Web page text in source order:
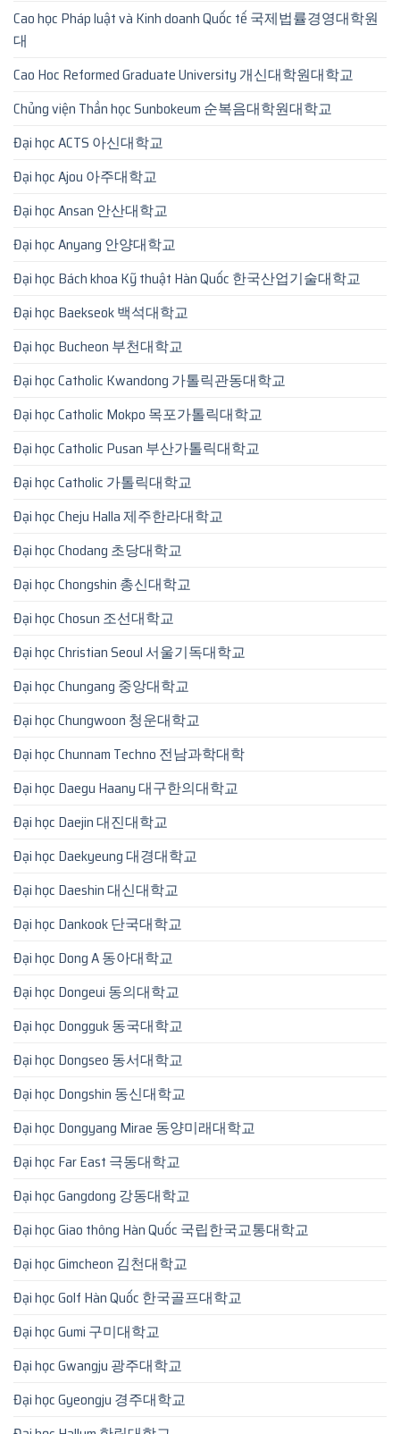
Cao học Pháp luật và Kinh doanh Quốc tế 국제법률경영대학원
대
Cao Hoc Reformed Graduate University 개신대학원대학교
Chủng viện Thần học Sunbokeum 순복음대학원대학교
Đại học ACTS 아신대학교
Đại học Ajou 아주대학교
Đại học Ansan 안산대학교
Đại học Anyang 안양대학교
Đại học Bách khoa Kỹ thuật Hàn Quốc 한국산업기술대학교
Đại học Baekseok 백석대학교
Đại học Bucheon 부천대학교
Đại học Catholic Kwandong 가톨릭관동대학교
Đại học Catholic Mokpo 목포가톨릭대학교
Đại học Catholic Pusan 부산가톨릭대학교
Đại học Catholic 가톨릭대학교
Đại học Cheju Halla 제주한라대학교
Đại học Chodang 초당대학교
Đại học Chongshin 총신대학교
Đại học Chosun 조선대학교
Đại học Christian Seoul 서울기독대학교
Đại học Chungang 중앙대학교
Đại học Chungwoon 청운대학교
Đại học Chunnam Techno 전남과학대학
Đại học Daegu Haany 대구한의대학교
Đại học Daejin 대진대학교
Đại học Daekyeung 대경대학교
Đại học Daeshin 대신대학교
Đại học Dankook 단국대학교
Đại học Dong A 동아대학교
Đại học Dongeui 동의대학교
Đại học Dongguk 동국대학교
Đại học Dongseo 동서대학교
Đại học Dongshin 동신대학교
Đại học Dongyang Mirae 동양미래대학교
Đại học Far East 극동대학교
Đại học Gangdong 강동대학교
Đại học Giao thông Hàn Quốc 국립한국교통대학교
Đại học Gimcheon 김천대학교
Đại học Golf Hàn Quốc 한국골프대학교
Đại học Gumi 구미대학교
Đại học Gwangju 광주대학교
Đại học Gyeongju 경주대학교